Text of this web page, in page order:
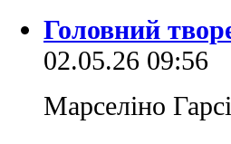
Головний
02.05.26 09:56
Марселіно